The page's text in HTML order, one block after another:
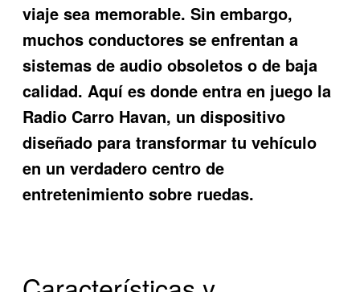
viaje sea memorable. Sin embargo,
muchos conductores se enfrentan a
sistemas de audio obsoletos o de baja
calidad. Aquí es donde entra en juego la
Radio Carro Havan, un dispositivo
diseñado para transformar tu vehículo
en un verdadero centro de
entretenimiento sobre ruedas.